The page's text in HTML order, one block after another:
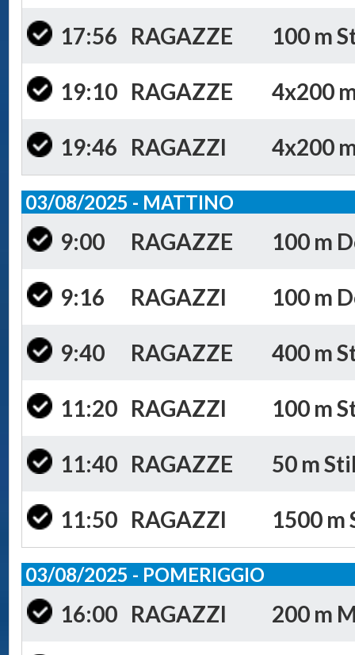
17:56 RAGAZZE 100 m
19:10 RAGAZZE 4x200
19:46 RAGAZZI 4x200
03/08/2025 - MATTINO
9:00 RAGAZZE 100 m
9:16 RAGAZZI 100 m
9:40 RAGAZZE 400 m
11:20 RAGAZZI 100 m
11:40 RAGAZZE 50 m
11:50 RAGAZZI 1500 m
03/08/2025 - POMERIGGIO
16:00 RAGAZZI 200 m